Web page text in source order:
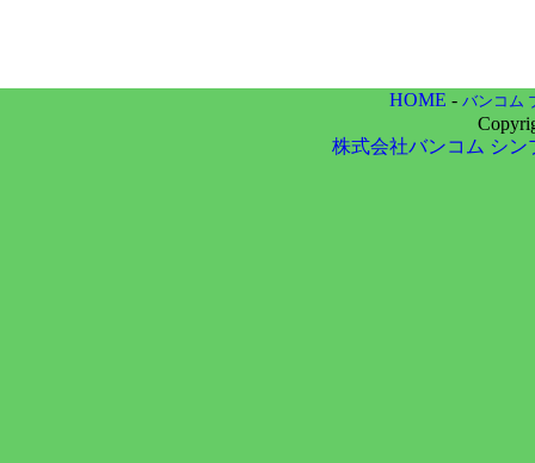
HOME - バンコム
株式会社バンコム シン